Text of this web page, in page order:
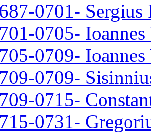
0701- Sergius
0705-
0709-
0709-
0715-
0731-